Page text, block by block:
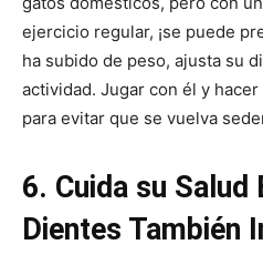
ejercicio regular, ¡se puede
ha subido de peso, ajusta su
actividad. Jugar con él y
para evitar que se vuelva
6. Cuida su Salud
Dientes También